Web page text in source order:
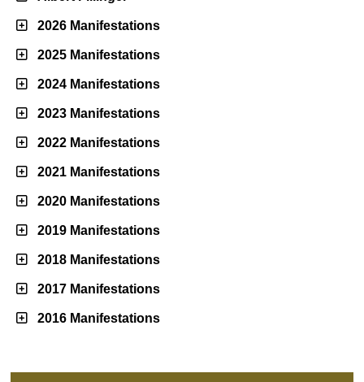
2026 Manifestations
2025 Manifestations
2024 Manifestations
2023 Manifestations
2022 Manifestations
2021 Manifestations
2020 Manifestations
2019 Manifestations
2018 Manifestations
2017 Manifestations
2016 Manifestations